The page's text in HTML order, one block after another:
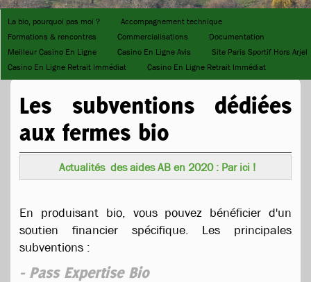
La bio, pourquoi pas moi ?
Accompagnement technique
Formations & rencontres
Commercialisations
Documentation
Meilleur Casino En Ligne
Casino En Ligne Avis
Site Paris Sportif Hors Arjel
Casino En Ligne Retrait Immédiat
Casino En Ligne Retrait Immédiat
Les subventions dédiées
aux fermes bio
Actualités des aides AB en 2020 : Par ici !
En produisant bio, vous pouvez bénéficier d'un
soutien financier spécifique. Les principales
subventions :
- Pass Expertise Bio